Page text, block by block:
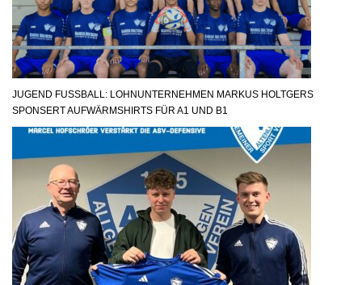
JUGEND FUSSBALL: LOHNUNTERNEHMEN MARKUS HOLTGERS S
PONSERT AUFWÄRMSHIRTS FÜR A1 UND B1